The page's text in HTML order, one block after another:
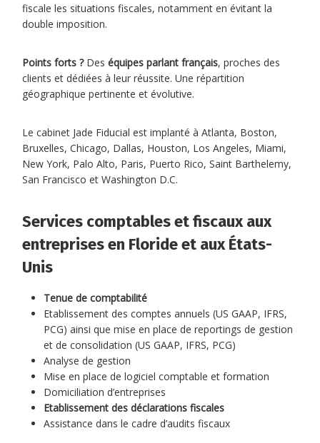
fiscale les situations fiscales, notamment en évitant la
double imposition.
Points forts ?Deséquipes parlant français, proches des
clients et dédiées à leur réussite. Une répartition
géographique pertinente et évolutive.
Le cabinet Jade Fiducial est implanté à Atlanta, Boston,
Bruxelles, Chicago, Dallas, Houston, Los Angeles, Miami,
New York, Palo Alto, Paris, Puerto Rico, Saint Barthelemy,
San Francisco et Washington D.C.
Services comptables et fiscaux aux
entreprises en Floride et aux États-
Unis
Tenue de comptabilité
Etablissement des comptes annuels (US GAAP, IFRS,
PCG) ainsi que mise en place de reportings de gestion
et de consolidation (US GAAP, IFRS, PCG)
Analyse de gestion
Mise en place de logiciel comptable et formation
Domiciliation d’entreprises
Etablissement des déclarations fiscales
Assistance dans le cadre d’audits fiscaux